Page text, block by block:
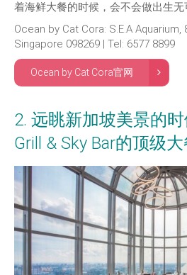
着海鲜大餐的时候，会不会做出生无
Ocean by Cat Cora: S.E.A
Singapore 098269 | Tel: 6577 8899
Ocean by Cat Cora官网
2. 远眺新加坡美景的
Grill & Sky Bar的顶级